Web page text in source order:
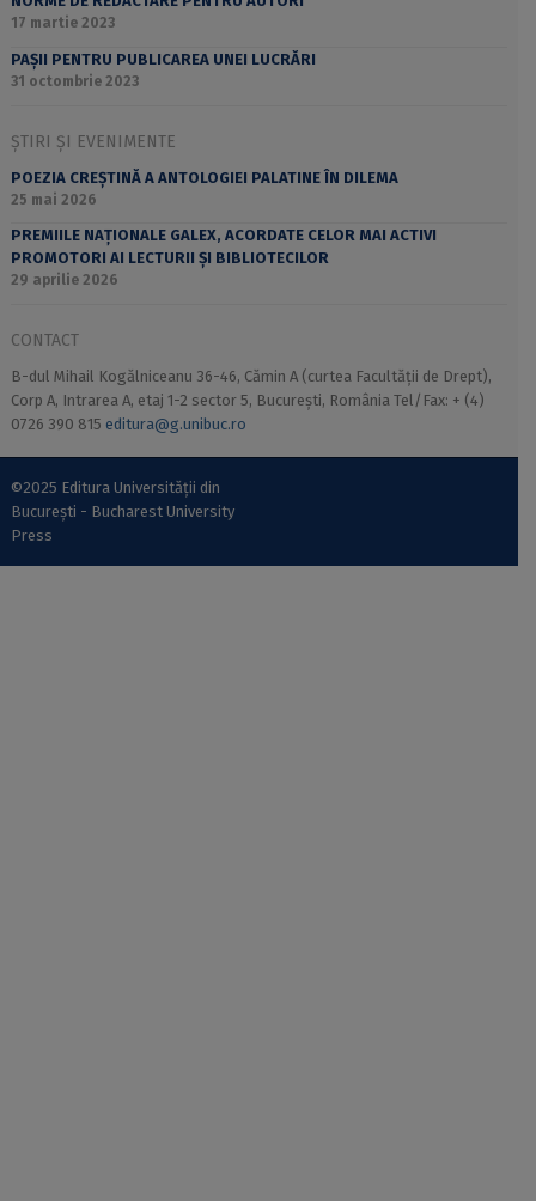
17 martie 2023
PAȘII PENTRU PUBLICAREA UNEI LUCRĂRI
31 octombrie 2023
ȘTIRI ȘI EVENIMENTE
POEZIA CREȘTINĂ A ANTOLOGIEI PALATINE ÎN DILEMA
25 mai 2026
PREMIILE NAȚIONALE GALEX, ACORDATE CELOR MAI ACTIVI
PROMOTORI AI LECTURII ȘI BIBLIOTECILOR
29 aprilie 2026
CONTACT
B-dul Mihail Kogălniceanu 36-46, Cămin A (curtea Facultății de Drept),
Corp A, Intrarea A, etaj 1-2 sector 5, București, România Tel/Fax: + (4)
0726 390 815 editura@g.unibuc.ro
©2025 Editura Universității din
București - Bucharest University
Press